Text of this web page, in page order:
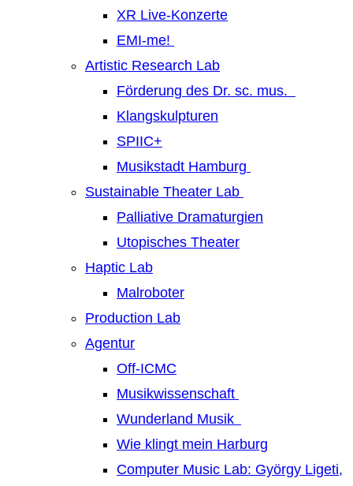
XR Live-Konzerte
EMI-me!
Artistic Research Lab
Förderung des Dr. sc. mus.
Klangskulpturen
SPIIC+
Musikstadt Hamburg
Sustainable Theater Lab
Palliative Dramaturgien
Utopisches Theater
Haptic Lab
Malroboter
Production Lab
Agentur
Off-ICMC
Musikwissenschaft
Wunderland Musik
Wie klingt mein Harburg
Computer Music Lab: György Ligeti,